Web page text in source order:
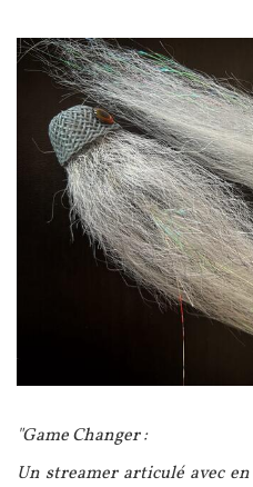
Image
Texte
"Game Changer :
Un streamer articulé avec